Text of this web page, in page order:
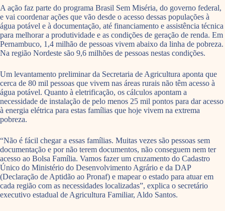
A ação faz parte do programa Brasil Sem Miséria, do governo federal,
e vai coordenar ações que vão desde o acesso dessas populações à
água potável e à documentação, até financiamento e assistência técnica
para melhorar a produtividade e as condições de geração de renda. Em
Pernambuco, 1,4 milhão de pessoas vivem abaixo da linha de pobreza.
Na região Nordeste são 9,6 milhões de pessoas nestas condições.
Um levantamento preliminar da Secretaria de Agricultura aponta que
cerca de 80 mil pessoas que vivem nas áreas rurais não têm acesso à
água potável. Quanto à eletrificação, os cálculos apontam a
necessidade de instalação de pelo menos 25 mil pontos para dar acesso
à energia elétrica para estas famílias que hoje vivem na extrema
pobreza.
“Não é fácil chegar a essas famílias. Muitas vezes são pessoas sem
documentação e por não terem documentos, não conseguem nem ter
acesso ao Bolsa Família. Vamos fazer um cruzamento do Cadastro
Único do Ministério do Desenvolvimento Agrário e da DAP
(Declaração de Aptidão ao Pronaf) e mapear o estado para atuar em
cada região com as necessidades localizadas”, explica o secretário
executivo estadual de Agricultura Familiar, Aldo Santos.